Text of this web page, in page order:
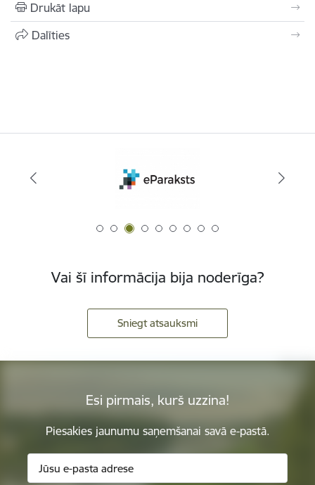
Drukāt lapu
Dalīties
Vai šī informācija bija noderīga?
Sniegt atsauksmi
Esi pirmais, kurš uzzina!
Piesakies jaunumu saņemšanai savā e-pastā.